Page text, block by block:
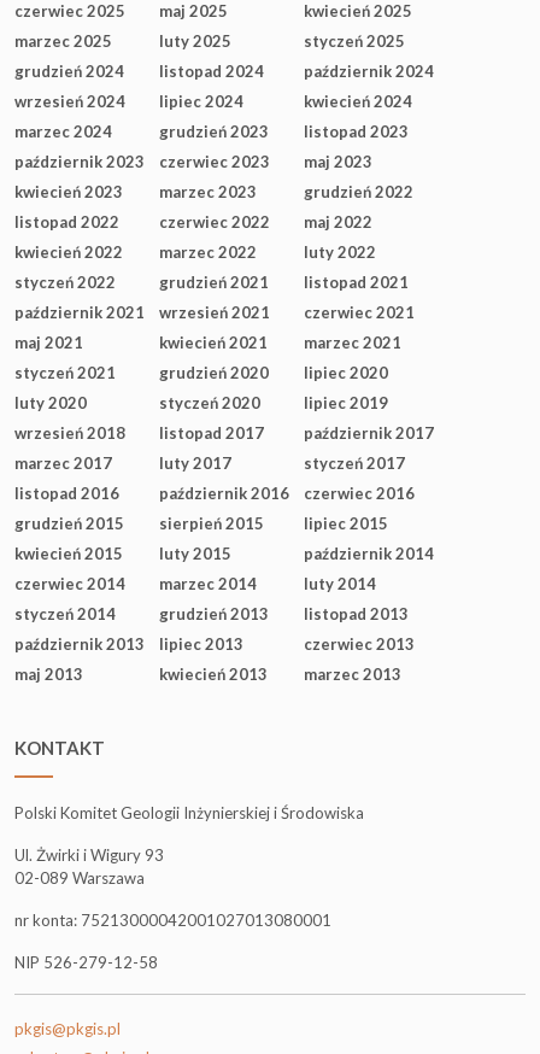
czerwiec 2025
maj 2025
kwiecień 2025
marzec 2025
luty 2025
styczeń 2025
grudzień 2024
listopad 2024
październik 2024
wrzesień 2024
lipiec 2024
kwiecień 2024
marzec 2024
grudzień 2023
listopad 2023
październik 2023
czerwiec 2023
maj 2023
kwiecień 2023
marzec 2023
grudzień 2022
listopad 2022
czerwiec 2022
maj 2022
kwiecień 2022
marzec 2022
luty 2022
styczeń 2022
grudzień 2021
listopad 2021
październik 2021
wrzesień 2021
czerwiec 2021
maj 2021
kwiecień 2021
marzec 2021
styczeń 2021
grudzień 2020
lipiec 2020
luty 2020
styczeń 2020
lipiec 2019
wrzesień 2018
listopad 2017
październik 2017
marzec 2017
luty 2017
styczeń 2017
listopad 2016
październik 2016
czerwiec 2016
grudzień 2015
sierpień 2015
lipiec 2015
kwiecień 2015
luty 2015
październik 2014
czerwiec 2014
marzec 2014
luty 2014
styczeń 2014
grudzień 2013
listopad 2013
październik 2013
lipiec 2013
czerwiec 2013
maj 2013
kwiecień 2013 marzec 2013
KONTAKT
Polski Komitet Geologii Inżynierskiej i Środowiska
Ul. Żwirki i Wigury 93
02-089 Warszawa
nr konta: 75213000042001027013080001
NIP 526-279-12-58
pkgis@pkgis.pl